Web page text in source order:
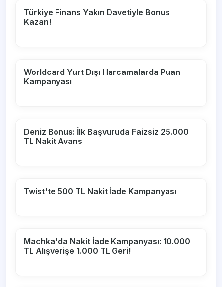
Türkiye Finans Yakın Davetiyle Bonus
Kazan!
Worldcard Yurt Dışı Harcamalarda Puan
Kampanyası
Deniz Bonus: İlk Başvuruda Faizsiz 25.000
TL Nakit Avans
Twist'te 500 TL Nakit İade Kampanyası
Machka'da Nakit İade Kampanyası: 10.000
TL Alışverişe 1.000 TL Geri!